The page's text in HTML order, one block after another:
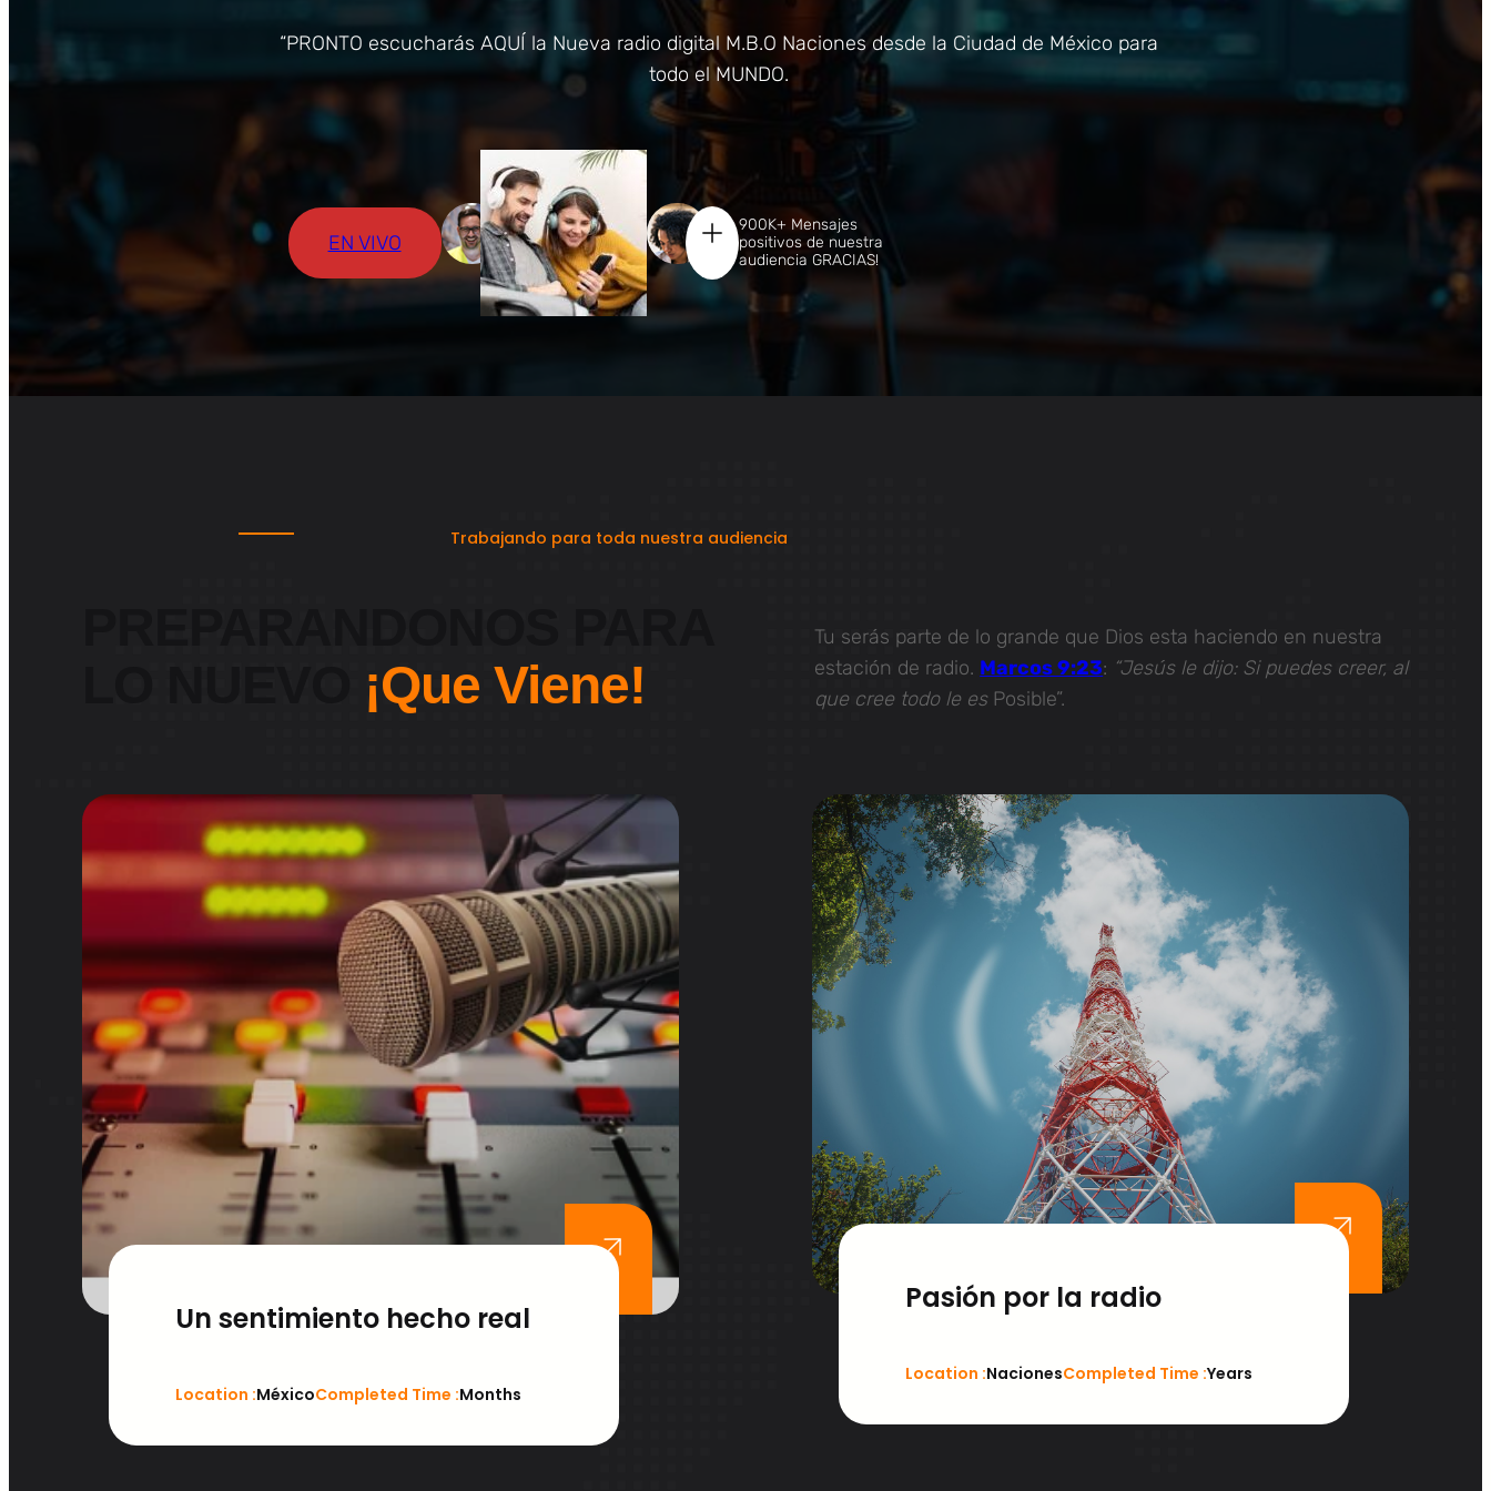
“PRONTO escucharás AQUÍ la Nueva radio digital M.B.O Naciones desde la Ciudad de México para
todo el MUNDO.
EN VIVO
900K+ Mensajes
positivos de nuestra
audiencia GRACIAS!
Trabajando para toda nuestra audiencia
¡Que Viene!
Tu serás parte de lo grande que Dios esta haciendo en nuestra
estación de radio. Marcos 9:23: “Jesús le dijo: Si puedes creer, al
que cree todo le esPosible”.
Lo soñamos juntos
Un sentimiento hecho real
Location :MéxicoCompleted Time :Months
Lo creímos juntos
Pasión por la radio
Location :NacionesCompleted Time :Years